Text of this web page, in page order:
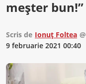
meșter bun!”
Scris de Ionuț Foltea @
9 februarie 2021 00:40